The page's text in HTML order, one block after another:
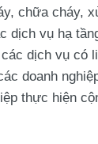
chữa cháy,
dịch vụ hạ
dịch vụ có
doanh
thực hiện